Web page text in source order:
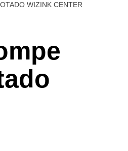
WIZINK CENTER